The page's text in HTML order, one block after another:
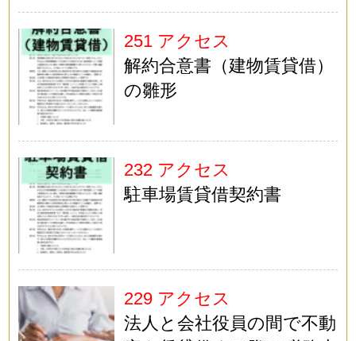
251 アクセス
解約合意書（建物賃貸借）
の雛形
232 アクセス
駐車場賃貸借契約書
229 アクセス
法人と会社役員の間で不動